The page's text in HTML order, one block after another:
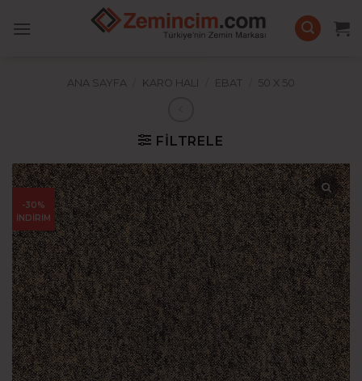
atla
ANA SAYFA KARO HALI EBAT 50 X 50
FILTRELE
-30%
İNDİRİM